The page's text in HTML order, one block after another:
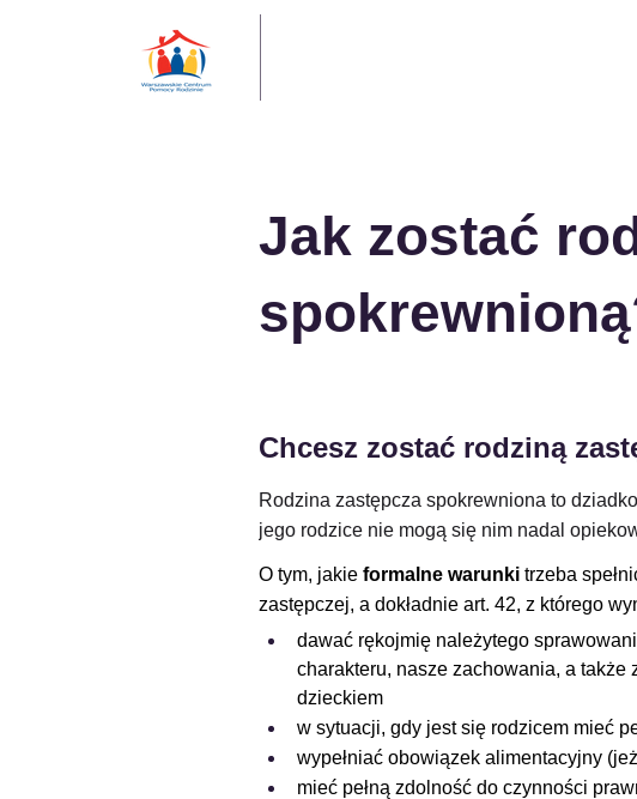
Jak zostać
Chcesz zostać rodziną
Rodzina zastępcza spokrewniona to
jego rodzice nie mogą się nim nadal
O tym, jakie formalne warunki trzeba
zastępczej, a dokładnie art. 42, z którego
dawać rękojmię należytego
charakteru, nasze zachowania, a
dzieckiem
w sytuacji, gdy jest się rodzicem mieć
wypełniać obowiązek alimentacyjny
mieć pełną zdolność do czynności